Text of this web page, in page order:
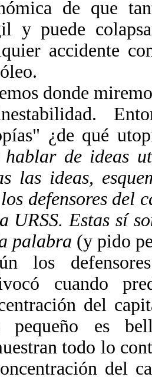
de que
y puede
accidente
donde
¿de qué
hablar de ideas
las ideas,
defensores del
URSS. Estas sí
palabra (y pido
los
cuando
del
pequeño es
todo lo
del